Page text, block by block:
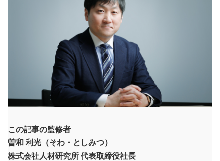
この記事の監修者
曽和 利光（そわ・としみつ）
株式会社人材研究所 代表取締役社長